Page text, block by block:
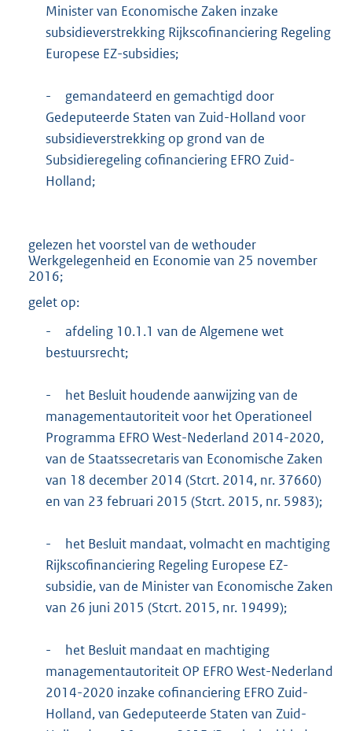
Minister van Economische Zaken inzake
subsidieverstrekking Rijkscofinanciering Regeling
Europese EZ-subsidies;
-
gemandateerd en gemachtigd door
Gedeputeerde Staten van Zuid-Holland voor
subsidieverstrekking op grond van de
Subsidieregeling cofinanciering EFRO Zuid-
Holland;
gelezen het voorstel van de wethouder
Werkgelegenheid en Economie van 25 november
2016;
gelet op:
-
afdeling 10.1.1 van de Algemene wet
bestuursrecht;
-
het Besluit houdende aanwijzing van de
managementautoriteit voor het Operationeel
Programma EFRO West-Nederland 2014-2020,
van de Staatssecretaris van Economische Zaken
van 18 december 2014 (Stcrt. 2014, nr. 37660)
en van 23 februari 2015 (Stcrt. 2015, nr. 5983);
-
het Besluit mandaat, volmacht en machtiging
Rijkscofinanciering Regeling Europese EZ-
subsidie, van de Minister van Economische Zaken
van 26 juni 2015 (Stcrt. 2015, nr. 19499);
-
het Besluit mandaat en machtiging
managementautoriteit OP EFRO West-Nederland
2014-2020 inzake cofinanciering EFRO Zuid-
Holland, van Gedeputeerde Staten van Zuid-